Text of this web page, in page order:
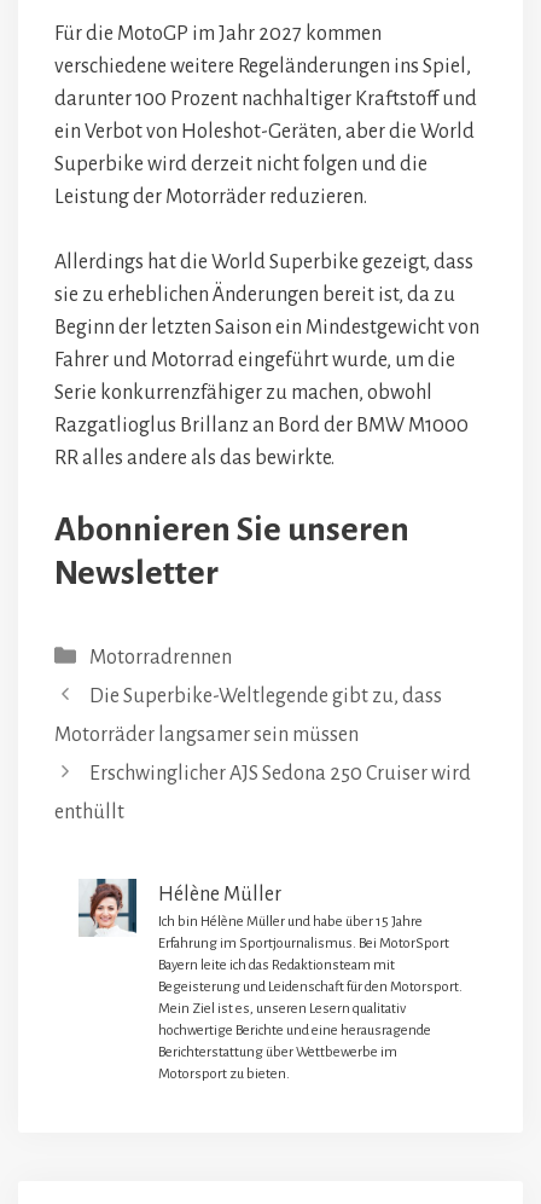
Für die MotoGP im Jahr 2027 kommen
verschiedene weitere Regeländerungen ins Spiel,
darunter 100 Prozent nachhaltiger Kraftstoff und
ein Verbot von Holeshot-Geräten, aber die World
Superbike wird derzeit nicht folgen und die
Leistung der Motorräder reduzieren.
Allerdings hat die World Superbike gezeigt, dass
sie zu erheblichen Änderungen bereit ist, da zu
Beginn der letzten Saison ein Mindestgewicht von
Fahrer und Motorrad eingeführt wurde, um die
Serie konkurrenzfähiger zu machen, obwohl
Razgatlioglus Brillanz an Bord der BMW M1000
RR alles andere als das bewirkte.
Abonnieren Sie unseren
Newsletter
Kategorien
Motorradrennen
Die Superbike-Weltlegende gibt zu, dass
Motorräder langsamer sein müssen
Erschwinglicher AJS Sedona 250 Cruiser wird
enthüllt
Hélène Müller
Ich bin Hélène Müller und habe über 15 Jahre
Erfahrung im Sportjournalismus. Bei MotorSport
Bayern leite ich das Redaktionsteam mit
Begeisterung und Leidenschaft für den Motorsport.
Mein Ziel ist es, unseren Lesern qualitativ
hochwertige Berichte und eine herausragende
Berichterstattung über Wettbewerbe im
Motorsport zu bieten.